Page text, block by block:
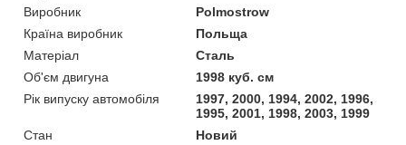
Виробник
Polmostrow
Країна виробник
Польща
Матеріал
Сталь
Об'єм двигуна
1998 куб. см
Рік випуску автомобіля
1997, 2000, 1994, 2002, 1996,
1995, 2001, 1998, 2003, 1999
Стан
Новий